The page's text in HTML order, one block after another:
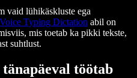
vaid lühikäskluste ega
Voice Typing Dictation abil on
mis toetab ka pikki tekste,
suhtlust.
töötab